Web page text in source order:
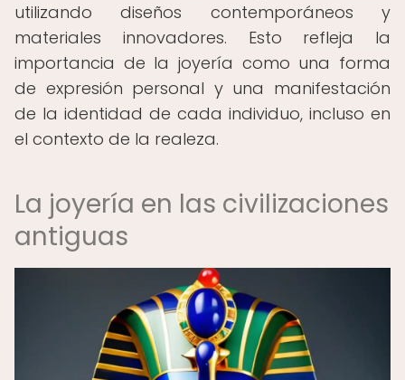
utilizando diseños contemporáneos y
materiales innovadores. Esto refleja la
importancia de la joyería como una forma
de expresión personal y una manifestación
de la identidad de cada individuo, incluso en
el contexto de la realeza.
La joyería en las civilizaciones
antiguas